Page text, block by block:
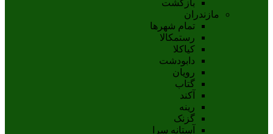
بازگشت
مازندران
تمام شهر‌ها
رستمکالا
کیاکلا
دابودشت
رویان
گتاب
آکند
رینه
گزنک
آستانه سرا